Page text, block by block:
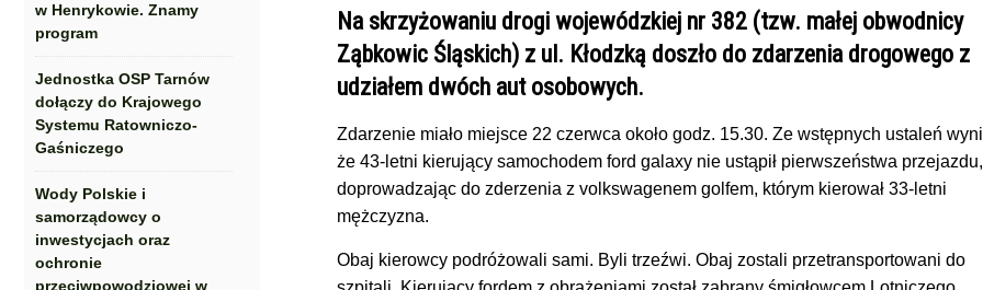
w Henrykowie. Znamy
program
Jednostka OSP Tarnów
dołączy do Krajowego
Systemu Ratowniczo-
Gaśniczego
Wody Polskie i
samorządowcy o
inwestycjach oraz
ochronie
przeciwpowodziowej w
Na skrzyżowaniu drogi wojewódzkiej nr 382 (tzw. małej obwodnicy
Ząbkowic Śląskich) z ul. Kłodzką doszło do zdarzenia drogowego z
udziałem dwóch aut osobowych.
Zdarzenie miało miejsce 22 czerwca około godz. 15.30. Ze wstępnych ustaleń
że 43-letni kierujący samochodem ford galaxy nie ustąpił pierwszeństwa przejazdu,
doprowadzając do zderzenia z volkswagenem golfem, którym kierował 33-letni
mężczyzna.
Obaj kierowcy podróżowali sami. Byli trzeźwi. Obaj zostali przetransportowani do